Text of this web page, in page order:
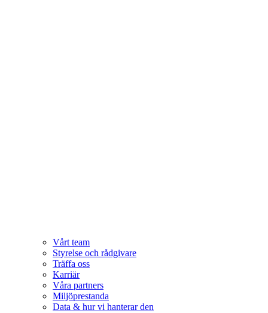
Vårt team
Styrelse och rådgivare
Träffa oss
Karriär
Våra partners
Miljöprestanda
Data & hur vi hanterar den